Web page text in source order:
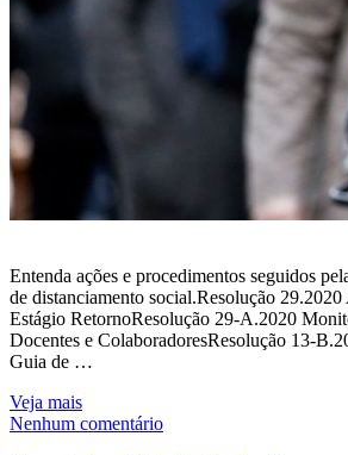
Entenda ações e procedimentos seguidos
de distanciamento social.Resolução
Estágio RetornoResolução 29-A.2020
Docentes e ColaboradoresResolução 13-
Guia de …
Veja mais
Nenhum comentário